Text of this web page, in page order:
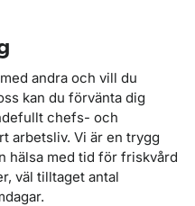
andra och vill du
kan du förvänta dig
chefs- och
arbetsliv. Vi är en trygg
hälsa med tid för friskvård
väl tilltaget antal